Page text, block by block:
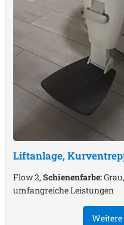
Liftanlage,
Flow 2,Schienenfarbe:Grau,
umfangreiche Leistungen